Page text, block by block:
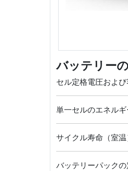
バッテリー
セル定格電圧およ
単一セルのエネル
サイクル寿命（室
バッテリーパック